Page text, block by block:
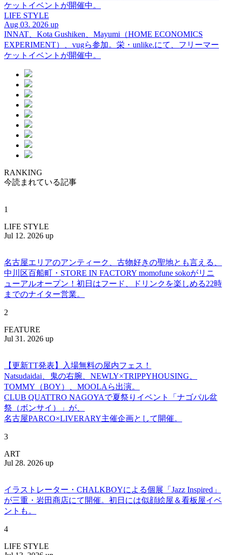
ケットイベントが開催中。
LIFE STYLE
Aug 03. 2026 up
INNAT、Kota Gushiken、Mayumi（HOME ECONOMICS
EXPERIMENT）、vugら参加。栄・unlike.にて、フリーマー
ケットイベントが開催中。
RANKING
今読まれている記事
1
LIFE STYLE
Jul 12. 2026 up
名古屋エリアのアンティーク、古物好きの聖地とも言える、
中川区百船町・STORE IN FACTORY momofune sokoがリニ
ューアルオープン！初日はフード、ドリンクを楽しめる22時
までのナイター営業。
2
FEATURE
Jul 31. 2026 up
【更新TT発表】入場無料の屋内フェス！
Natsudaidai、鬼の右腕、NEWLY×TRIPPYHOUSING、
TOMMY（BOY）、MOOLAら出演。
CLUB QUATTRO NAGOYAで夏祭りイベント「ナゴパル盆
祭（ボンサイ）」が、
名古屋PARCO×LIVERARY主催企画として開催。
3
ART
Jul 28. 2026 up
イラストレーター・CHALKBOYによる個展「Jazz Inspired」
が三重・岩田商店にて開催。初日には似顔絵屋＆看板屋イベ
ントも。
4
LIFE STYLE